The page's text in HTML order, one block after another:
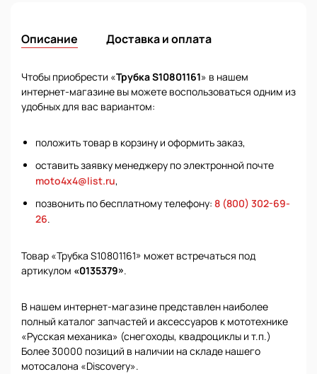
Описание Доставка и оплата
Чтобы приобрести «Трубка S10801161» в нашем
интернет-магазине вы можете воспользоваться одним из
удобных для вас вариантом:
положить товар в корзину и оформить заказ,
оставить заявку менеджеру по электронной почте
moto4x4@list.ru,
позвонить по бесплатному телефону: 8 (800) 302-69-
26.
Товар «Трубка S10801161» может встречаться под
артикулом «0135379».
В нашем интернет-магазине представлен наиболее
полный каталог запчастей и аксессуаров к мототехнике
«Русская механика» (снегоходы, квадроциклы и т.п.)
Более 30000 позиций в наличии на складе нашего
мотосалона «Discovery».